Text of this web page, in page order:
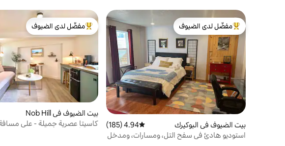
من أبرز البيوت المفضّلة لدى الضيوف
مفضّل لدى الضيوف
بيت الضيوف في البوكيرك متوسط التقييم 4.94 من 5، 185 مراجعات
4.94 (185)
استوديو هادئ في سفح التل، ومسارات، ومدخل
من أبرز البيوت المفضّلة لدى
مفضّل لدى الضيوف
بيت الضيوف في Nob Hill
كاسيتا عصرية جميلة - على مسافة